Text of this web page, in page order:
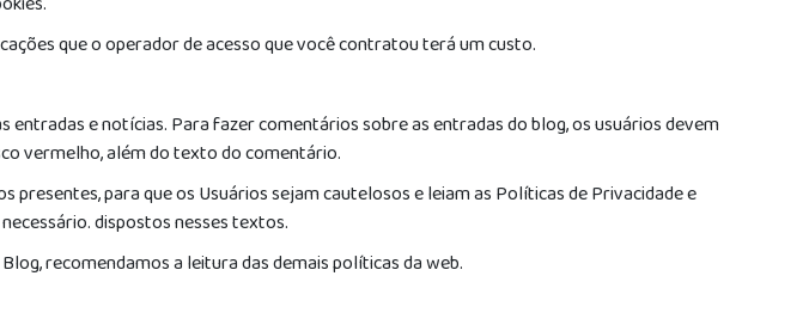
que o operador de acesso que você contratou terá um custo.
e notícias. Para fazer comentários sobre as entradas do blog, os usuários devem
vermelho, além do texto do comentário.
para que os Usuários sejam cautelosos e leiam as Políticas de Privacidade e
dispostos nesses textos.
recomendamos a leitura das demais políticas da web.